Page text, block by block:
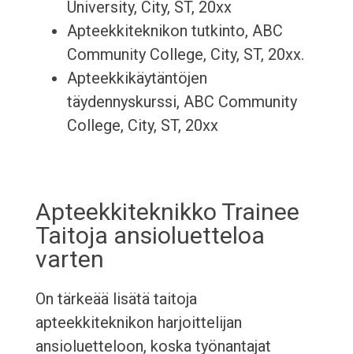
University, City, ST, 20xx
Apteekkiteknikon tutkinto, ABC
Community College, City, ST, 20xx.
Apteekkikäytäntöjen
täydennyskurssi, ABC Community
College, City, ST, 20xx
Apteekkiteknikko Trainee
Taitoja ansioluetteloa
varten
On tärkeää lisätä taitoja
apteekkiteknikon harjoittelijan
ansioluetteloon, koska työnantajat